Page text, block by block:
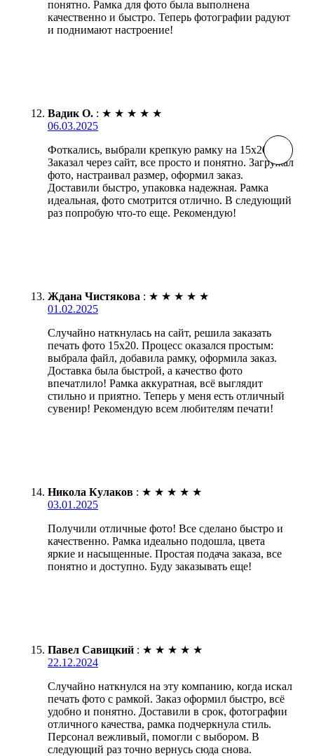
понятно. Рамка для фото была выполнена
качественно и быстро. Теперь фотографии радуют
и поднимают настроение!
Вадик О. : ★ ★ ★ ★ ★
06.03.2025
Фоткались, выбрали крепкую рамку на 15х20.
Заказал через сайт, все просто и понятно. Загружал
фото, настраивал размер, оформил заказ.
Доставили быстро, упаковка надежная. Рамка
идеальная, фото смотрится отлично. В следующий
раз попробую что-то еще. Рекомендую!
Ждана Чистякова : ★ ★ ★ ★ ★
01.02.2025
Случайно наткнулась на сайт, решила заказать
печать фото 15х20. Процесс оказался простым:
выбрала файл, добавила рамку, оформила заказ.
Доставка была быстрой, а качество фото
впечатлило! Рамка аккуратная, всё выглядит
стильно и приятно. Теперь у меня есть отличный
сувенир! Рекомендую всем любителям печати!
Никола Кулаков : ★ ★ ★ ★ ★
03.01.2025
Получили отличные фото! Все сделано быстро и
качественно. Рамка идеально подошла, цвета
яркие и насыщенные. Простая подача заказа, все
понятно и доступно. Буду заказывать еще!
Павел Савицкий : ★ ★ ★ ★ ★
22.12.2024
Случайно наткнулся на эту компанию, когда искал
печать фото с рамкой. Заказ оформил быстро, всё
удобно и понятно. Доставили в срок, фотографии
отличного качества, рамка подчеркнула стиль.
Персонал вежливый, помогли с выбором. В
следующий раз точно вернусь сюда снова.